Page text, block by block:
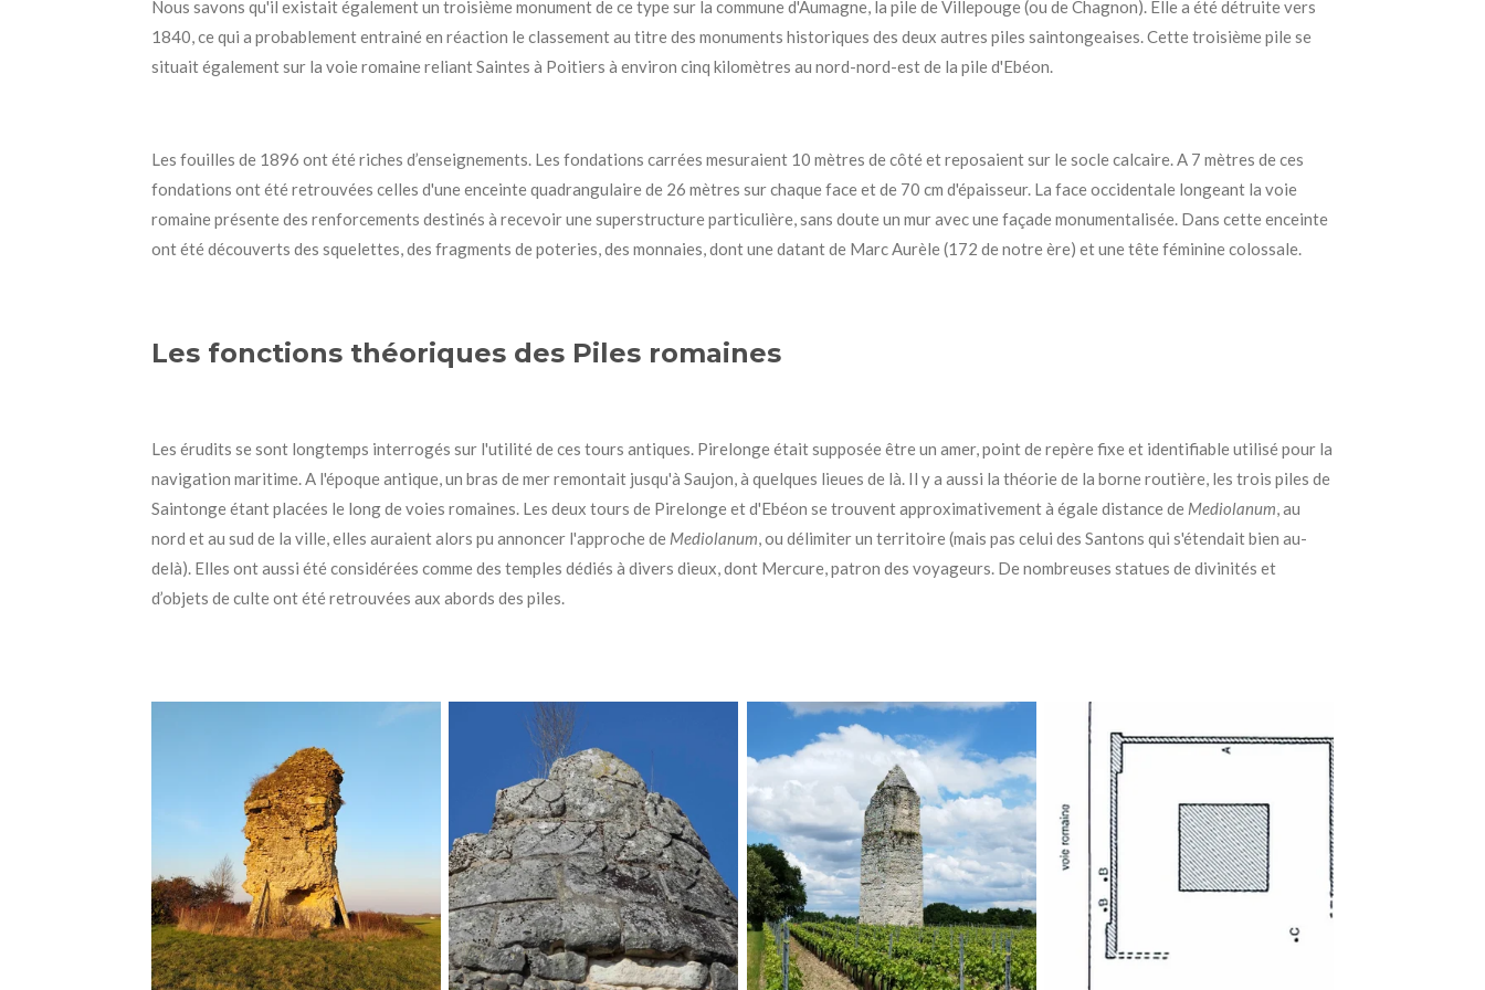
Nous savons qu'il existait également un troisième monument de ce type sur la commune d'Aumagne, la pile de Villepouge (ou de Chagnon). Elle a été détruite vers
1840, ce qui a probablement entrainé en réaction le classementau titre des monuments historiques des deux autres piles saintongeaises . Cette troisième pile se
situait également sur la voie romaine reliant Saintes à Poitiers à environ cinq kilomètres au nord-nord-est de la pile d'Ebéon.
Les fouilles de 1896 ont été riches d’enseignements. Les fondations carrées mesuraient 10 mètres de côté et reposaient sur le socle calcaire. A 7 mètres de ces
fondations ont été retrouvées celles d'une enceinte quadrangulaire de 26 mètres sur chaque face et de 70 cm d'épaisseur. La face occidentale longeant la voie
romaine présente des renforcements destinés à recevoir une superstructure particulière, sans doute un mur avec une façade monumentalisée. Dans cette enceinte
ont été découverts des squelettes, des fragments de poteries, des monnaies, dont une datant de Marc Aurèle (172 de notre ère) et une tête féminine colossale.
Les fonctions théoriques des Piles romaines
Les érudits se sont longtemps interrogés sur l'utilité de ces tours antiques. Pirelonge était supposée être un amer, point de repère fixe et identifiable utilisé pour la
navigation maritime. A l'époque antique, un bras de mer remontait jusqu'à Saujon, à quelques lieues de là. Il y a aussi la théorie de la borne routière, les trois piles de
Saintonge étant placées le long de voies romaines. Les deux tours de Pirelonge et d'Ebéon se trouvent approximativement à égale distance de Mediolanum, au
nord et au sud de la ville, elles auraient alors pu annoncer l'approche de Mediolanum, ou délimiter un territoire (mais pas celui des Santons qui s'étendait bien au-
delà). Elles ont aussi été considérées comme des temples dédiés à divers dieux, dont Mercure, patron des voyageurs. De nombreuses statues de divinités et
d’objets de culte ont été retrouvées aux abords des piles.